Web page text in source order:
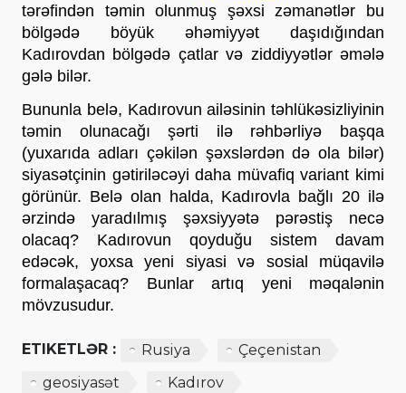
tərəfindən təmin olunmuş şəxsi zəmanətlər bu
bölgədə böyük əhəmiyyət daşıdığından
Kadırovdan bölgədə çatlar və ziddiyyətlər əmələ
gələ bilər.
Bununla belə, Kadırovun ailəsinin təhlükəsizliyinin
təmin olunacağı şərti ilə rəhbərliyə başqa
(yuxarıda adları çəkilən şəxslərdən də ola bilər)
siyasətçinin gətiriləcəyi daha müvafiq variant kimi
görünür. Belə olan halda, Kadırovla bağlı 20 ilə
ərzində yaradılmış şəxsiyyətə pərəstiş necə
olacaq? Kadırovun qoyduğu sistem davam
edəcək, yoxsa yeni siyasi və sosial müqavilə
formalaşacaq? Bunlar artıq yeni məqalənin
mövzusudur.
ETIKETLƏR : Rusiya
Çeçenistan
geosiyasət
Kadırov